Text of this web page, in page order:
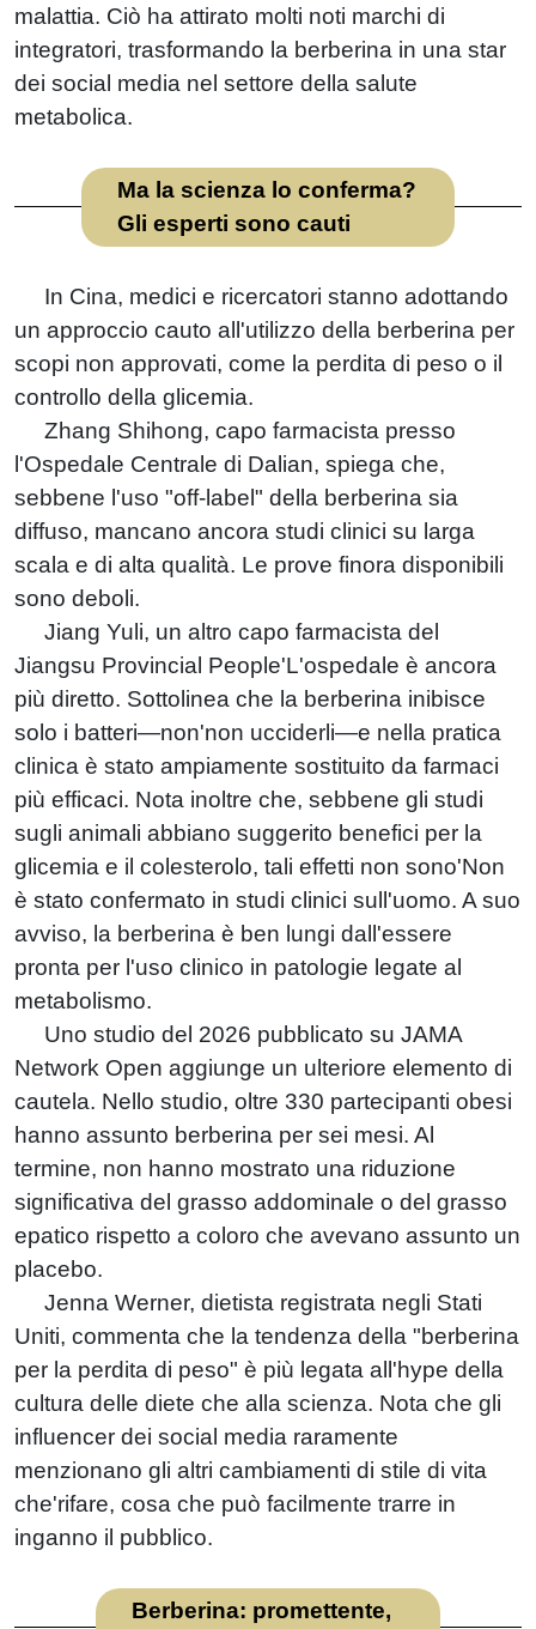
malattia. Ciò ha attirato molti noti marchi di
integratori, trasformando la berberina in una star
dei social media nel settore della salute
metabolica.
Ma la scienza lo conferma?
Gli esperti sono cauti
In Cina, medici e ricercatori stanno adottando
un approccio cauto all'utilizzo della berberina per
scopi non approvati, come la perdita di peso o il
controllo della glicemia.
Zhang Shihong, capo farmacista presso
l'Ospedale Centrale di Dalian, spiega che,
sebbene l'uso "off-label" della berberina sia
diffuso, mancano ancora studi clinici su larga
scala e di alta qualità. Le prove finora disponibili
sono deboli.
Jiang Yuli, un altro capo farmacista del
Jiangsu Provincial People'L'ospedale è ancora
più diretto. Sottolinea che la berberina inibisce
solo i batteri—non'non ucciderli—e nella pratica
clinica è stato ampiamente sostituito da farmaci
più efficaci. Nota inoltre che, sebbene gli studi
sugli animali abbiano suggerito benefici per la
glicemia e il colesterolo, tali effetti non sono'Non
è stato confermato in studi clinici sull'uomo. A suo
avviso, la berberina è ben lungi dall'essere
pronta per l'uso clinico in patologie legate al
metabolismo.
Uno studio del 2026 pubblicato su JAMA
Network Open aggiunge un ulteriore elemento di
cautela. Nello studio, oltre 330 partecipanti obesi
hanno assunto berberina per sei mesi. Al
termine, non hanno mostrato una riduzione
significativa del grasso addominale o del grasso
epatico rispetto a coloro che avevano assunto un
placebo.
Jenna Werner, dietista registrata negli Stati
Uniti, commenta che la tendenza della "berberina
per la perdita di peso" è più legata all'hype della
cultura delle diete che alla scienza. Nota che gli
influencer dei social media raramente
menzionano gli altri cambiamenti di stile di vita
che'rifare, cosa che può facilmente trarre in
inganno il pubblico.
Berberina: promettente,